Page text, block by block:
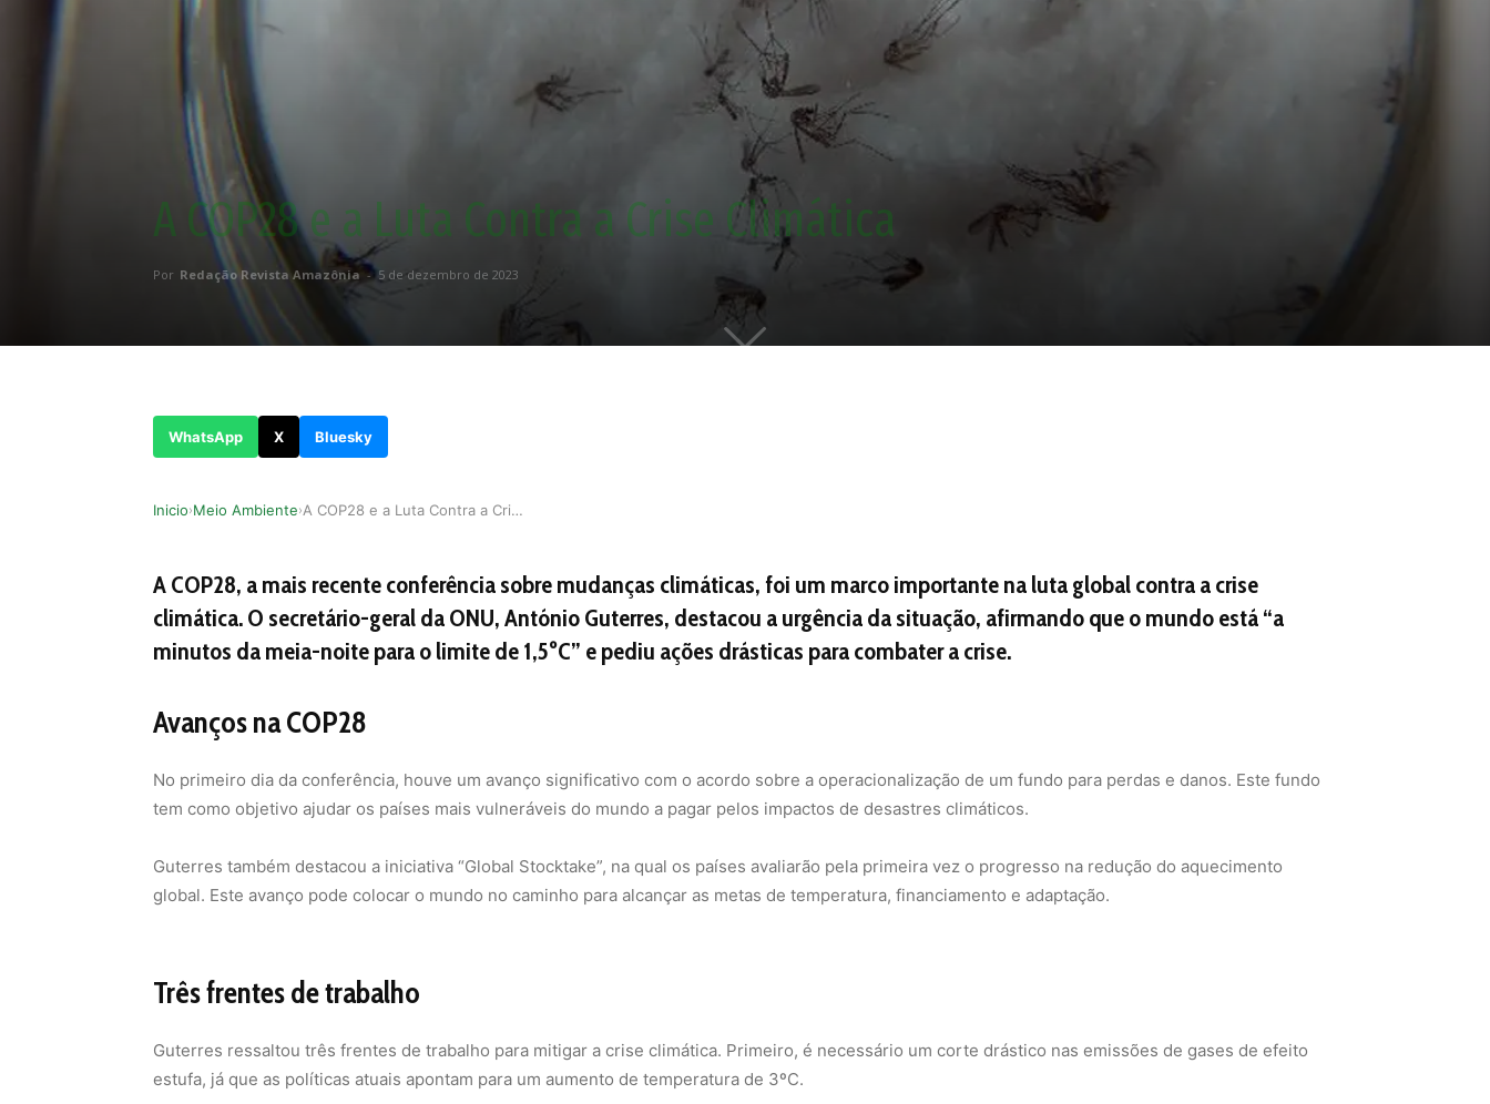
A COP28 e a Luta Contra a Crise Climática
Por Redação Revista Amazônia - 5 de dezembro de 2023
WhatsApp X Bluesky
Inicio›Meio Ambiente› A COP28 e a Luta Contra a Crise Climática
A COP28, a mais recente conferência sobre mudanças climáticas, foi um marco importante na luta global contra a crise
climática. O secretário-geral da ONU, António Guterres, destacou a urgência da situação, afirmando que o mundo está “a
minutos da meia-noite para o limite de 1,5ºC” e pediu ações drásticas para combater a crise.
Avanços na COP28
No primeiro dia da conferência, houve um avanço significativo com o acordo sobre a operacionalização de um fundo para perdas e danos. Este fundo
tem como objetivo ajudar os países mais vulneráveis do mundo a pagar pelos impactos de desastres climáticos.
Guterres também destacou a iniciativa “Global Stocktake”, na qual os países avaliarão pela primeira vez o progresso na redução do aquecimento
global. Este avanço pode colocar o mundo no caminho para alcançar as metas de temperatura, financiamento e adaptação.
Três frentes de trabalho
Guterres ressaltou três frentes de trabalho para mitigar a crise climática. Primeiro, é necessário um corte drástico nas emissões de gases de efeito
estufa, já que as políticas atuais apontam para um aumento de temperatura de 3ºC.